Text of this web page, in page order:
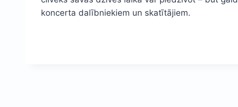
koncerta dalībniekiem un skatītājiem.